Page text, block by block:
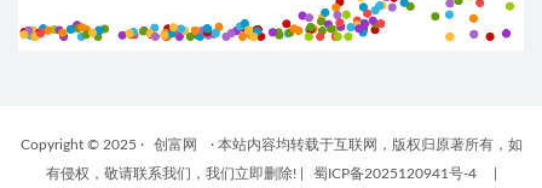
Copyright © 2025 · 创富网
· 本站内容均转载于互联网，版权归原著所有，如
有侵权，敬请联系我们，我们立即删除!
蜀ICP备2025120941号-4